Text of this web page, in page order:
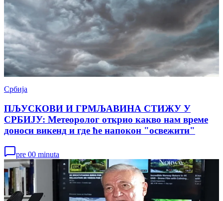
Србија
ПЉУСКОВИ И ГРМЉАВИНА СТИЖУ У
СРБИЈУ: Метеоролог открио какво нам време
доноси викенд и где ће напокон "освежити"
pre 00 minuta